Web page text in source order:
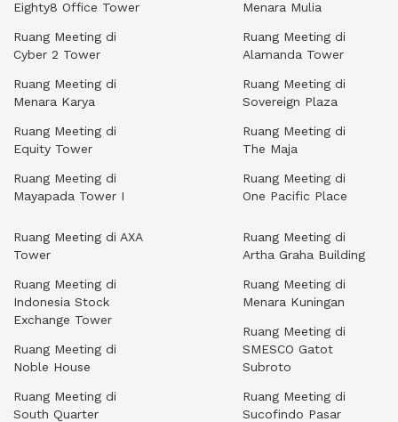
Eighty8 Office Tower
Ruang Meeting di
Cyber 2 Tower
Ruang Meeting di
Menara Karya
Ruang Meeting di
Equity Tower
Ruang Meeting di
Mayapada Tower I
Menara Mulia
Ruang Meeting di
Alamanda Tower
Ruang Meeting di
Sovereign Plaza
Ruang Meeting di
The Maja
Ruang Meeting di
One Pacific Place
Ruang Meeting di AXA
Tower
Ruang Meeting di
Indonesia Stock
Exchange Tower
Ruang Meeting di
Noble House
Ruang Meeting di
South Quarter
Ruang Meeting di
Artha Graha Building
Ruang Meeting di
Menara Kuningan
Ruang Meeting di
SMESCO Gatot
Subroto
Ruang Meeting di
Sucofindo Pasar